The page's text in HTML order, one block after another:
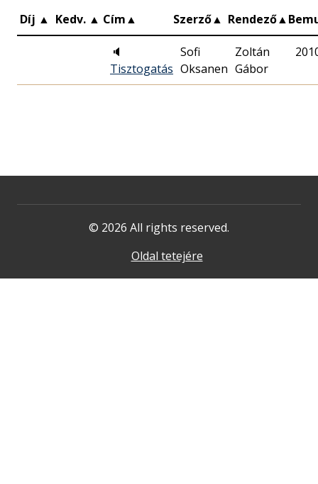
Díj ▲ Kedv. ▲ Cím▲ Szerző▲ Rendező▲
🔈
Tisztogatás
Sofi
Oksanen
Zoltán
Gábor
© 2026 All rights reserved.
Oldal tetejére